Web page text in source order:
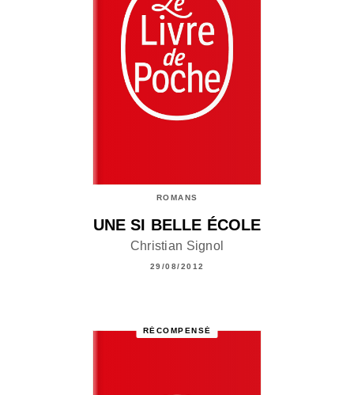
ROMANS
UNE SI BELLE ÉCOLE
Christian Signol
29/08/2012
RÉCOMPENSÉ